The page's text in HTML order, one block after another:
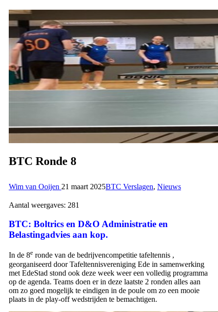
BTC Ronde 8
Wim van Ooijen 21 maart 2025BTC Verslagen, Nieuws
Aantal weergaves: 281
BTC: Boltrics en D&O Administratie en
Belastingadvies aan kop.
In de 8e ronde van de bedrijvencompetitie tafeltennis ,
georganiseerd door Tafeltennisvereniging Ede in samenwerking
met EdeStad stond ook deze week weer een volledig programma
op de agenda. Teams doen er in deze laatste 2 ronden alles aan
om zo goed mogelijk te eindigen in de poule om zo een mooie
plaats in de play-off wedstrijden te bemachtigen.